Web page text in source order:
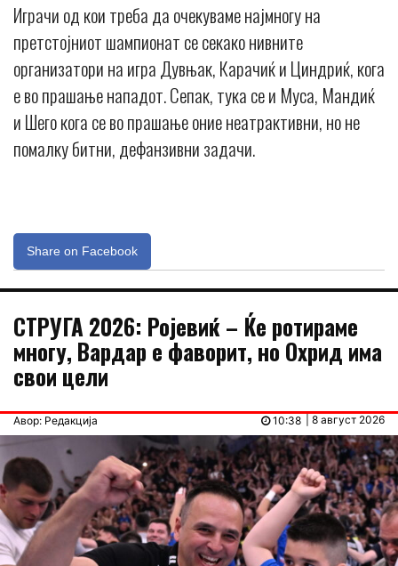
Играчи од кои треба да очекуваме најмногу на
претстојниот шампионат се секако нивните
организатори на игра Дувњак, Карачиќ и Циндриќ, кога
е во прашање нападот. Сепак, тука се и Муса, Мандиќ
и Шего кога се во прашање оние неатрактивни, но не
помалку битни, дефанзивни задачи.
Share on Facebook
СТРУГА 2026: Ројевиќ – Ќе ротираме
многу, Вардар е фаворит, но Охрид има
свои цели
Авор: Редакција | 8 август 2026
10:38